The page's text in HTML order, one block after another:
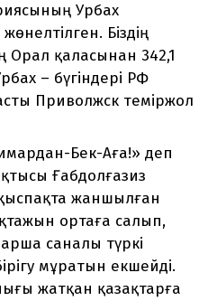
Урбах
Біздің
Орал қаласынан 342,1
– бүгіндері РФ
Приволжск теміржол
Бек-Аға!» деп
Ғабдолғазиз
жаншылған
ортаға салып,
саналы түркі
мұратын екшейді.
жатқан қазақтарға